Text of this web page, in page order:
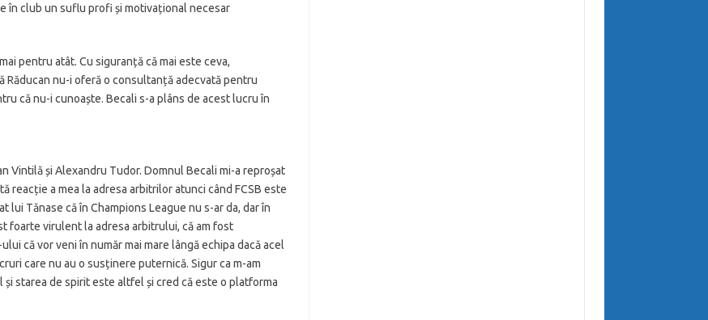
în club un suflu profi și motivațional necesar
pentru atât. Cu siguranță că mai este ceva,
nu-i oferă o consultanță adecvată pentru
că nu-i cunoaște. Becali s-a plâns de acest lucru în
Vintilă și Alexandru Tudor. Domnul Becali mi-a reproșat
reacție a mea la adresa arbitrilor atunci când FCSB este
Tănase că în Champions League nu s-ar da, dar în
foarte virulent la adresa arbitrului, că am fost
că vor veni în număr mai mare lângă echipa dacă acel
care nu au o susținere puternică. Sigur ca m-am
starea de spirit este altfel și cred că este o platforma